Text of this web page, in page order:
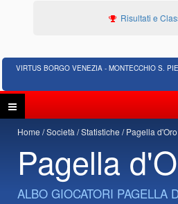
Risultati e
VIRTUS BORGO VENEZIA - MONTECCHIO S.
Home Società Statistiche Pagella d'Oro
Pagella
ALBO GIOCATORI PAGELLA